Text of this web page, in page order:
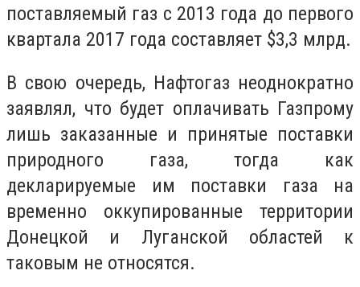
поставляемый газ с 2013 года до первого
квартала 2017 года составляет $3,3 млрд.
В свою очередь, Нафтогаз неоднократно
заявлял, что будет оплачивать Газпрому
лишь заказанные и принятые поставки
природного газа, тогда как
декларируемые им поставки газа на
временно оккупированные территории
Донецкой и Луганской областей к
таковым не относятся.